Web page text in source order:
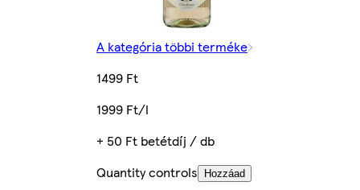
A kategória többi terméke
1499 Ft
1999 Ft/l
+ 50 Ft betétdíj / db
Quantity controls
Hozzáad